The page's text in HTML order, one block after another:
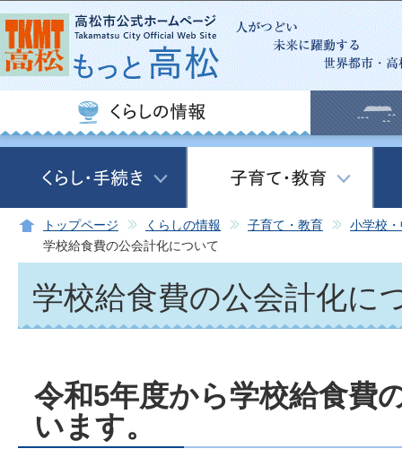
この
トップページ くらしの情報 子育て・教育
小学校
学校給食費の公会計化について
学校給食費の公会計化に
令和5年度から学校給食費
います。